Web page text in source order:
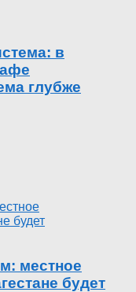
в
глубже
местное
будет